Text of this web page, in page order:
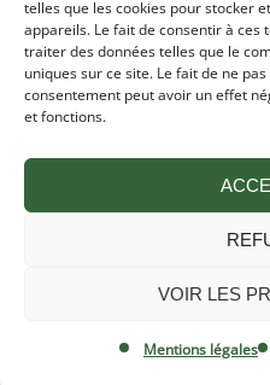
telles que les cookies pour stocker
appareils. Le fait de consentir à ces
traiter des données telles que le
uniques sur ce site. Le fait de ne
consentement peut avoir un effet
et fonctions.
VOIR LES
Mentions légales
Les derniers
Conseil
Conseil
Politique de